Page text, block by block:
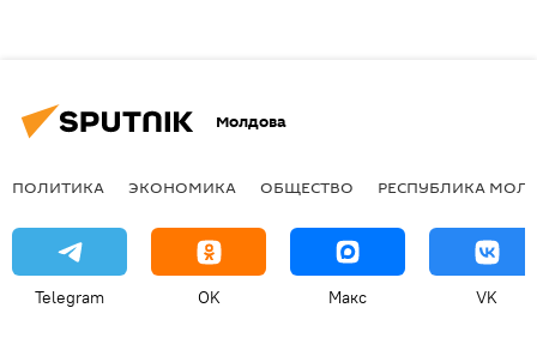
Молдова
ПОЛИТИКА ЭКОНОМИКА ОБЩЕСТВО РЕСПУБЛИКА
Telegram OK Макс VK